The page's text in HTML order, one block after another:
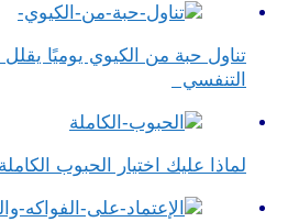
تناول حبة من الكيوي يوميًا يقلل
التنفسي
لماذا عليك اختيار الحبوب